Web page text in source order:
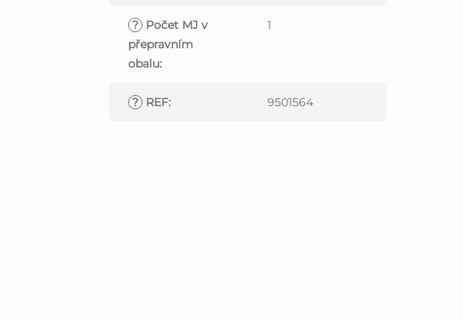
? Počet MJ v
přepravním
obalu:
1
? REF: 9501564